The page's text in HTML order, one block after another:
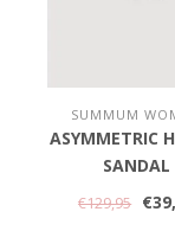
SUMMUM
ASYMMETRIC
SANDAL
€129,95